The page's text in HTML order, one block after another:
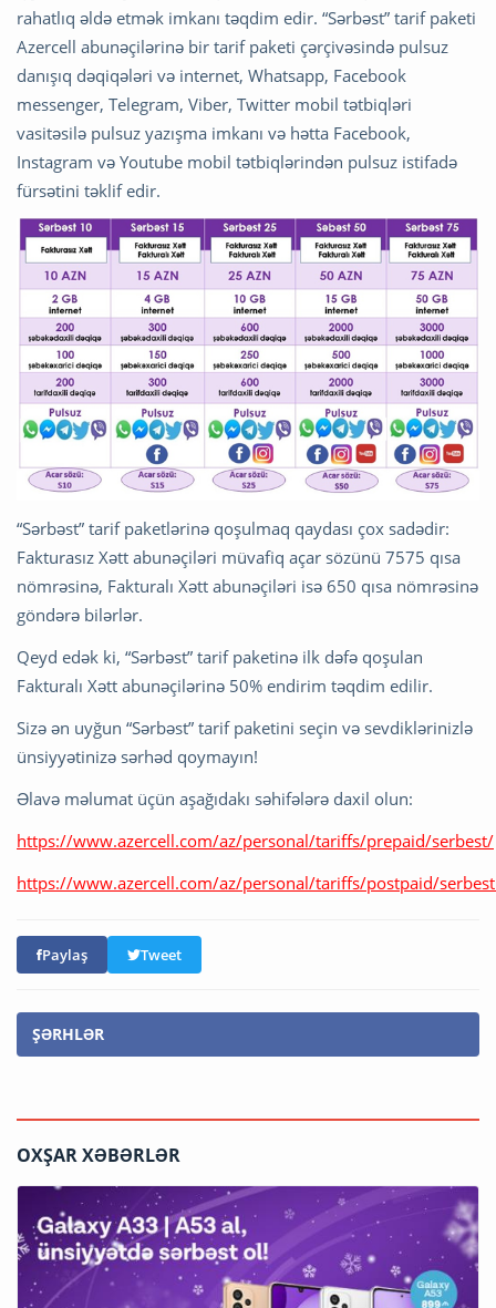
rahatlıq əldə etmək imkanı təqdim edir. “Sərbəst” tarif paketi
Azercell abunəçilərinə bir tarif paketi çərçivəsində pulsuz
danışıq dəqiqələri və internet, Whatsapp, Facebook
messenger, Telegram, Viber, Twitter mobil tətbiqləri
vasitəsilə pulsuz yazışma imkanı və hətta Facebook,
Instagram və Youtube mobil tətbiqlərindən pulsuz istifadə
fürsətini təklif edir.
“Sərbəst” tarif paketlərinə qoşulmaq qaydası çox sadədir:
Fakturasız Xətt abunəçiləri müvafiq açar sözünü 7575 qısa
nömrəsinə, Fakturalı Xətt abunəçiləri isə 650 qısa nömrəsinə
göndərə bilərlər.
Qeyd edək ki, “Sərbəst” tarif paketinə ilk dəfə qoşulan
Fakturalı Xətt abunəçilərinə 50% endirim təqdim edilir.
Sizə ən uyğun “Sərbəst” tarif paketini seçin və sevdiklərinizlə
ünsiyyətinizə sərhəd qoymayın!
Əlavə məlumat üçün aşağıdakı səhifələrə daxil olun:
https://www.azercell.com/az/personal/tariffs/prepaid/serbest/
https://www.azercell.com/az/personal/tariffs/postpaid/
Paylaş Tweet
ŞƏRHLƏR
OXŞAR XƏBƏRLƏR